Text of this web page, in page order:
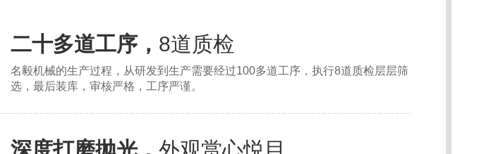
二十多道工序， 8道质检
名毅机械的生产过程，从研发到生产需要经过100多道工序，执行8道质检层层筛
选，最后装库，审核严格，工序严谨。